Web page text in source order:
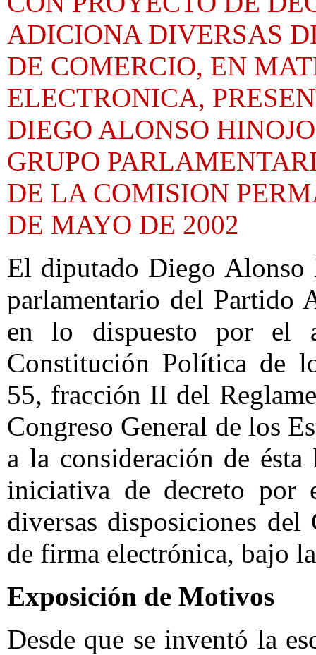
ADICIONA DIVERSAS
DE COMERCIO, EN
ELECTRONICA,
DIEGO ALONSO
GRUPO
DE LA COMISION
DE MAYO DE 2002
El diputado Diego Alonso
parlamentario del Partido
en lo dispuesto por el
Constitución Política de
55, fracción II del
Congreso General de los
a la consideración de
iniciativa de decreto por
diversas disposiciones
de firma electrónica, bajo
Exposición de Motivos
Desde que se inventó la